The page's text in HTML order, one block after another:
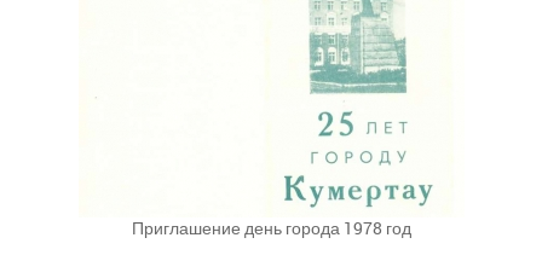
Приглашение день города 1978 год